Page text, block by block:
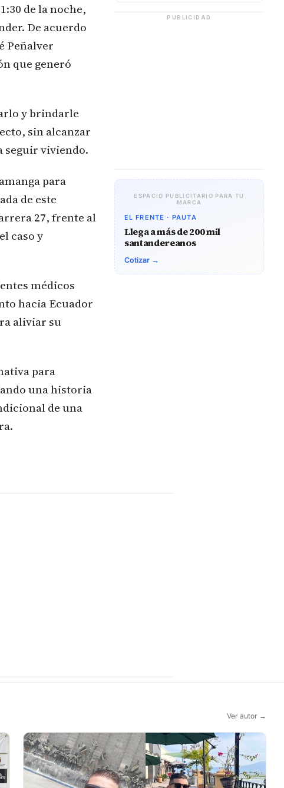
de la noche,
De acuerdo
Peñalver
que generó
y brindarle
sin alcanzar
seguir viviendo.
para
de este
27, frente al
caso y
médicos
hacia Ecuador
aliviar su
para
una historia
de una
PUBLICIDAD
ESPACIO PUBLICITARIO PARA TU
MARCA
EL FRENTE · PAUTA
Llega a más de 200 mil
santandereanos
Cotizar →
Ver autor →